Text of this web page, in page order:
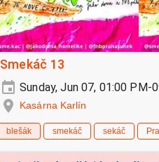
Smekáč 13
Sunday, Jun 07, 01:00 PM-
Kasárna Karlín
blešák smekáč sekáč